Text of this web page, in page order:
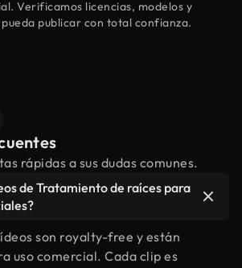
Verificamos licencias, modelos y
publicar con total confianza.
rápidas a sus dudas comunes.
de Tratamiento de raíces para
son royalty-free y están
uso comercial. Cada clip es